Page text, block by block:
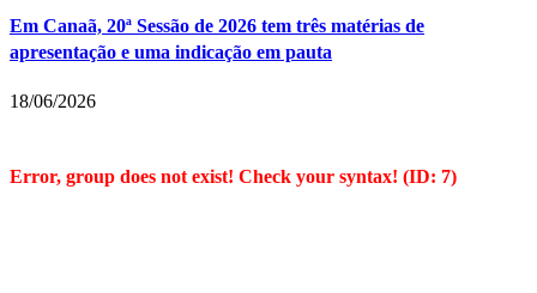
Em Canaã, 20ª Sessão de 2026 tem três matérias de
apresentação e uma indicação em pauta
18/06/2026
Error, group does not exist! Check your syntax! (ID: 7)